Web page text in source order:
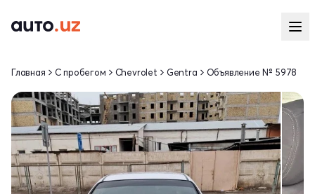
Главная С пробегом Chevrolet Gentra Объявление № 5978